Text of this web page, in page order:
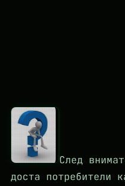
След
доста потребители